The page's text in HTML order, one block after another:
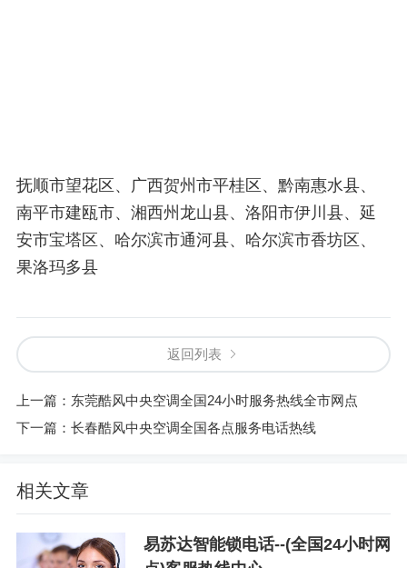
抚顺市望花区、广西贺州市平桂区、黔南惠水县、
南平市建瓯市、湘西州龙山县、洛阳市伊川县、延
安市宝塔区、哈尔滨市通河县、哈尔滨市香坊区、
果洛玛多县
返回列表
上一篇： 东莞酷风中央空调全国24小时服务热线全市网点
下一篇： 长春酷风中央空调全国各点服务电话热线
相关文章
易苏达智能锁电话--(全国24小时网